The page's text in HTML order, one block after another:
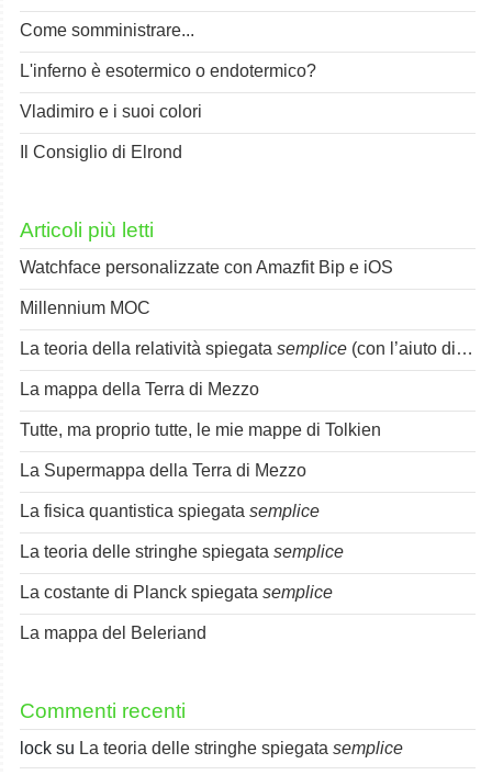
Come somministrare...
L'inferno è esotermico o endotermico?
Vladimiro e i suoi colori
Il Consiglio di Elrond
Articoli più letti
Watchface personalizzate con Amazfit Bip e iOS
Millennium MOC
La teoria della relatività spiegata semplice (con l’aiuto di Spok)
La mappa della Terra di Mezzo
Tutte, ma proprio tutte, le mie mappe di Tolkien
La Supermappa della Terra di Mezzo
La fisica quantistica spiegata semplice
La teoria delle stringhe spiegata semplice
La costante di Planck spiegata semplice
La mappa del Beleriand
Commenti recenti
lock su La teoria delle stringhe spiegata semplice